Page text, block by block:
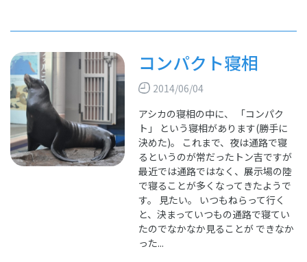
コンパクト寝相
2014/06/04
アシカの寝相の中に、 「コンパク
ト」 という寝相があります(勝手に
決めた)。 これまで、夜は通路で寝
るというのが常だったトン吉ですが
最近では通路ではなく、展示場の陸
で寝ることが多くなってきたようで
す。 見たい。 いつもねらって行く
と、決まっていつもの通路で寝てい
たのでなかなか見ることが できなか
った...